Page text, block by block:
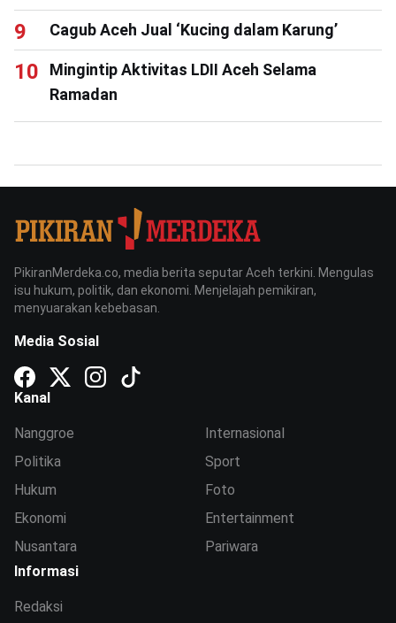
Cagub Aceh Jual ‘Kucing dalam Karung’
Mingintip Aktivitas LDII Aceh Selama
Ramadan
PikiranMerdeka.co, media berita seputar Aceh terkini. Mengulas
isu hukum, politik, dan ekonomi. Menjelajah pemikiran,
menyuarakan kebebasan.
Media Sosial
Kanal
Nanggroe
Politika
Hukum
Ekonomi
Nusantara
Internasional
Sport
Foto
Entertainment
Pariwara
Informasi
Redaksi